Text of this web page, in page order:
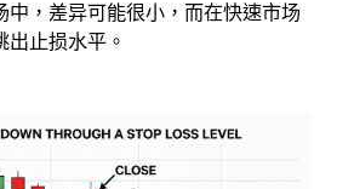
中，差异可能很小，而在快速市场
出止损水平。